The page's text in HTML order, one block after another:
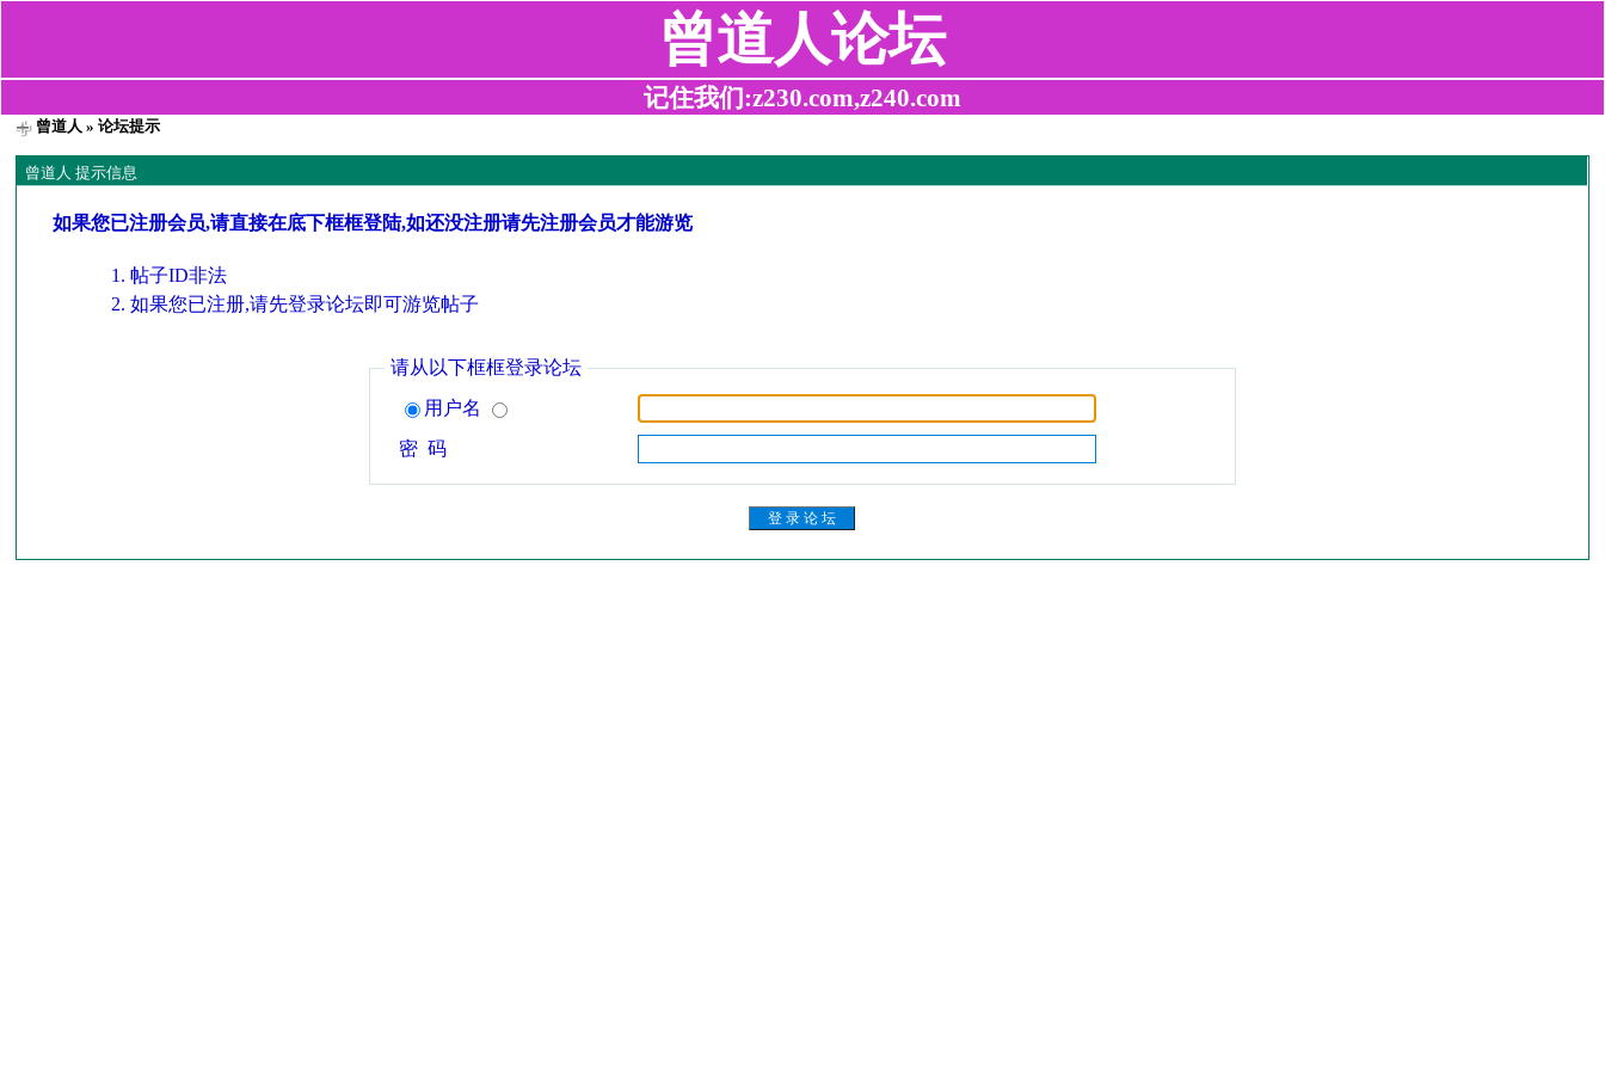
曾道人论坛
记住我们:z230.com,z240.com
曾道人 » 论坛提示
曾道人 提示信息
如果您已注册会员,请直接在底下框框登陆,如还没注册请先注册会员才能游览
帖子ID非法
如果您已注册,请先登录论坛即可游览帖子
请从以下框框登录论坛
用户名
密 码